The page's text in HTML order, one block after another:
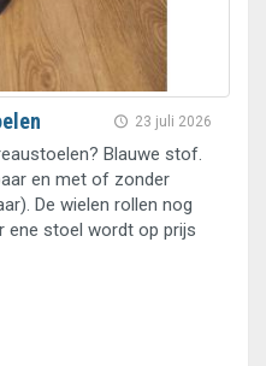
23 juli 2026
Blauwe stof.
en met of zonder
De wielen rollen nog
ene stoel wordt op prijs